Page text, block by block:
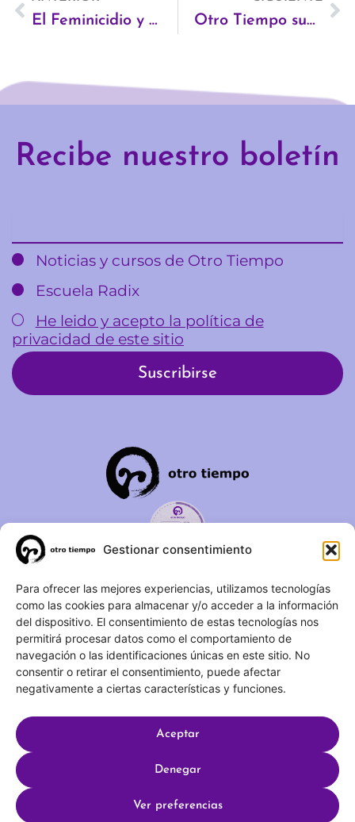
Gestionar consentimiento
Para ofrecer las mejores experiencias, utilizamos tecnologías
como las cookies para almacenar y/o acceder a la información
del dispositivo. El consentimiento de estas tecnologías nos
permitirá procesar datos como el comportamiento de
navegación o las identificaciones únicas en este sitio. No
consentir o retirar el consentimiento, puede afectar
negativamente a ciertas características y funciones.
Aceptar
Denegar
Ver preferencias
El Feminicidio y la política de exterminio de las mujeres Otro Tiempo suma amigas/os en facebook
Recibe nuestro boletín
Noticias y cursos de Otro Tiempo
Escuela Radix
He leido y acepto la política de
privacidad de este sitio
C/ Duque de Fernán Núñez,
2 – 1ºA 28012 – Madrid
(+34) 623 183 283
info@otrotiempo.org
Hecho con por SocialCo © 2025 Otro Tiempo
Política de privacidad